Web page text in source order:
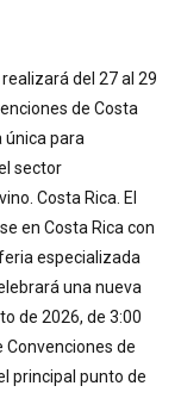
del 27 al 29
de Costa
única para
sector
Costa Rica. El
en Costa Rica con
especializada
una nueva
de 2026, de 3:00
Convenciones de
principal punto de